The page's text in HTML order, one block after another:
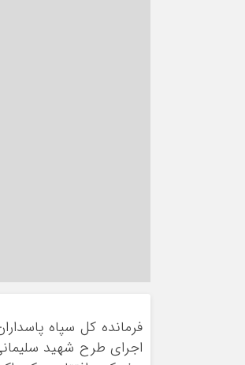
فرمانده کل سپاه
اجرای طرح شهید